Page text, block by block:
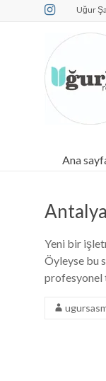
Uğur
Ana
Yeni bir
Öyleyse bu
profesyonel